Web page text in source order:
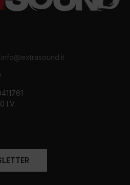
info@extrasound.it
I.V.